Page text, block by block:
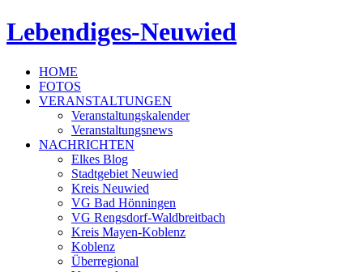
Lebendiges-Neuwied
HOME
FOTOS
VERANSTALTUNGEN
Veranstaltungskalender
Veranstaltungsnews
NACHRICHTEN
Elkes Blog
Stadtgebiet Neuwied
Kreis Neuwied
VG Bad Hönningen
VG Rengsdorf-Waldbreitbach
Kreis Mayen-Koblenz
Koblenz
Überregional